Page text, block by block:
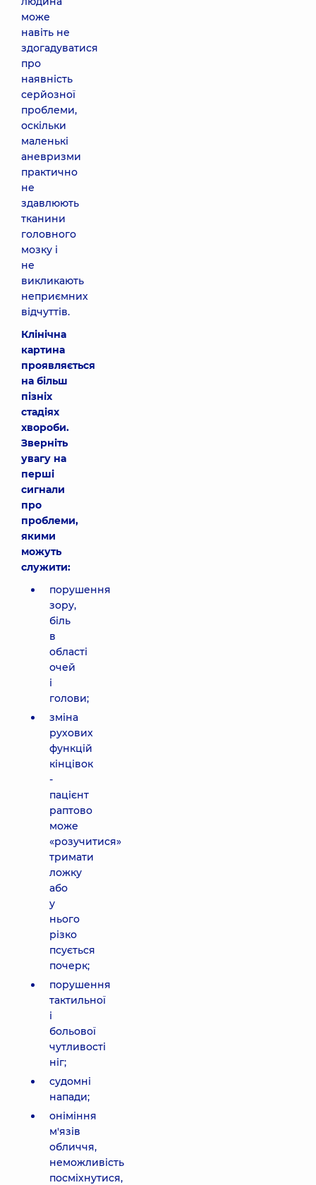
може
навіть не
здогадуватися
про
наявність
серйозної
проблеми,
оскільки
маленькі
аневризми
практично
не
здавлюють
тканини
головного
мозку і
не
викликають
неприємних
відчуттів.
Клінічна
картина
проявляється
на більш
пізніх
стадіях
хвороби.
Зверніть
увагу на
перші
сигнали
про
проблеми,
якими
можуть
служити:
порушення
зору,
біль
в
області
очей
і
голови;
зміна
рухових
функцій
кінцівок
-
пацієнт
раптово
може
«розучитися»
тримати
ложку
або
у
нього
різко
псується
почерк;
порушення
тактильної
і
больової
чутливості
ніг;
судомні
напади;
оніміння
м'язів
обличчя,
неможливість
посміхнутися,